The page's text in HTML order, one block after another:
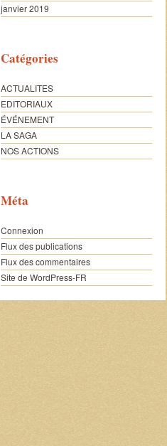
janvier 2019
Catégories
ACTUALITES
EDITORIAUX
ÉVÉNEMENT
LA SAGA
NOS ACTIONS
Méta
Connexion
Flux des publications
Flux des commentaires
Site de WordPress-FR